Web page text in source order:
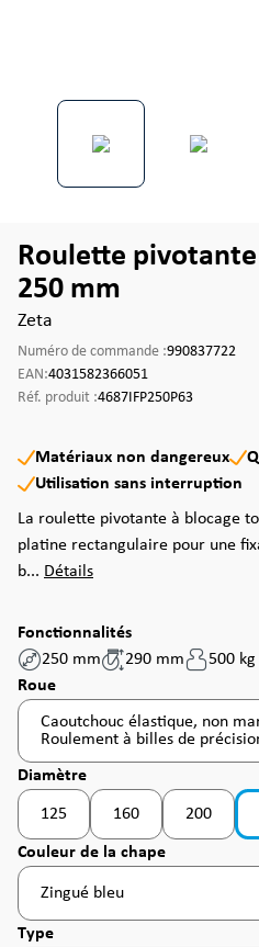
Roulette
250 mm
Zeta
Numéro de commande :990837722
EAN:4031582366051
Réf. produit :4687IFP250P63
Matériaux non dangereux
Utilisation sans interruption
La roulette pivotante à blocage
platine rectangulaire pour une
b... Détails
Fonctionnalités
250 mm
290 mm
500 kg
Sélectionnez
Roue
Caoutchouc élastique, non
Roulement à billes de
Sélectionnez
Diamètre
125 160 200
Sélectionnez
Couleur de la chape
Zingué bleu
Sélectionnez
Type